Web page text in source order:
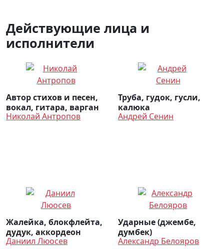
Действующие лица и
исполнители
Автор стихов и песен,
вокал, гитара, варган
Николай Антропов
Труба, гудок, гусли,
калюка
Андрей Сенин
Жалейка, блокфлейта,
дудук, аккордеон
Даниил Люосев
Ударные (джембе,
думбек)
Александр Белояров